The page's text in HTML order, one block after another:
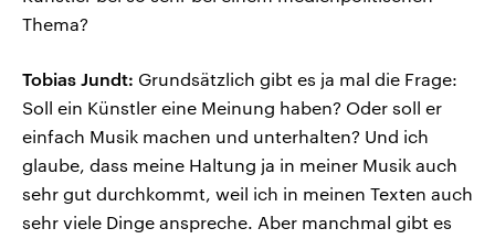
Thema?
Tobias Jundt: Grundsätzlich gibt es ja mal die Frage:
Soll ein Künstler eine Meinung haben? Oder soll er
einfach Musik machen und unterhalten? Und ich
glaube, dass meine Haltung ja in meiner Musik auch
sehr gut durchkommt, weil ich in meinen Texten auch
sehr viele Dinge anspreche. Aber manchmal gibt es